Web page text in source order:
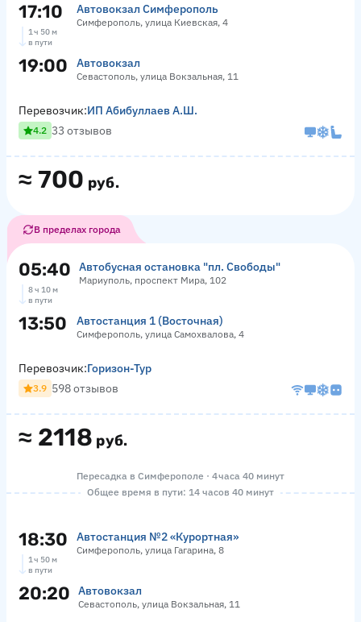
17:10 Автовокзал Симферополь
Симферополь, улица Киевская, 4
1 ч 50 м
в пути
19:00 Автовокзал
Севастополь, улица Вокзальная, 11
≈ 700 руб.
Перевозчик:ИП Абибуллаев А.Ш.
4.2 33 отзывов
В пределах города
05:40 Автобусная остановка "пл. Свободы"
Мариуполь, проспект Мира, 102
8 ч 10 м
в пути
13:50 Автостанция 1 (Восточная)
Симферополь, улица Самохвалова, 4
≈ 2118 руб.
Перевозчик:Горизон-Тур
3.9 598 отзывов
Пересадка в Симферополе · 4 часа 40 минут
Общее время в пути: 14 часов 40 минут
18:30 Автостанция №2 «Курортная»
Симферополь, улица Гагарина, 8
1 ч 50 м
в пути
20:20 Автовокзал
Севастополь, улица Вокзальная, 11